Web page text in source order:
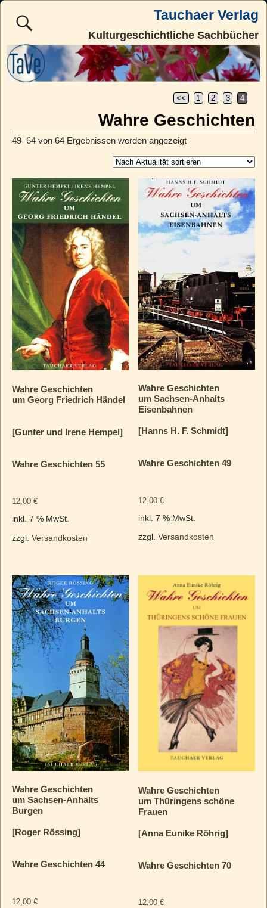
Tauchaer Verlag
Kulturgeschichtliche Sachbücher
<< 1 2 3 4
Wahre Geschichten
49–64 von 64 Ergebnissen werden angezeigt
Wahre Geschichten
um Georg Friedrich Händel
[Gunter und Irene Hempel]
Wahre Geschichten 55
12,00 €
inkl. 7 % MwSt.
zzgl. Versandkosten
Wahre Geschichten
um Sachsen-Anhalts
Eisenbahnen
[Hanns H. F. Schmidt]
Wahre Geschichten 49
12,00€
inkl. 7 % MwSt.
zzgl.Versandkosten
Wahre Geschichten
um Sachsen-Anhalts
Burgen
[Roger Rössing]
Wahre Geschichten 44
12,00 €
Wahre Geschichten
um Thüringens schöne
Frauen
[Anna Eunike Röhrig]
Wahre Geschichten 70
12,00€